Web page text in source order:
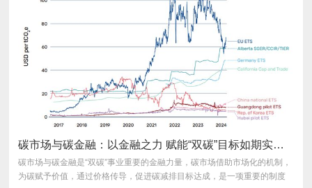
碳市场与碳金融：以金融之力 赋能“双碳”目标如期实现 | 高金智库